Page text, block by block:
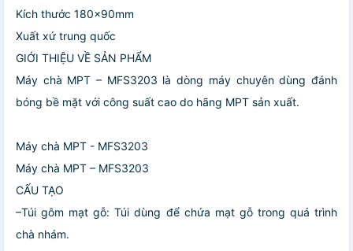
Kích thước 180x90mm
Xuất xứ trung quốc
GIỚI THIỆU VỀ SẢN PHẨM
Máy chà MPT – MFS3203 là dòng máy chuyên dùng đánh
bóng bề mặt với công suất cao do hãng MPT sản xuất.
Máy chà MPT - MFS3203
Máy chà MPT – MFS3203
CẤU TẠO
–Túi gôm mạt gỗ: Túi dùng để chứa mạt gỗ trong quá trình
chà nhám.